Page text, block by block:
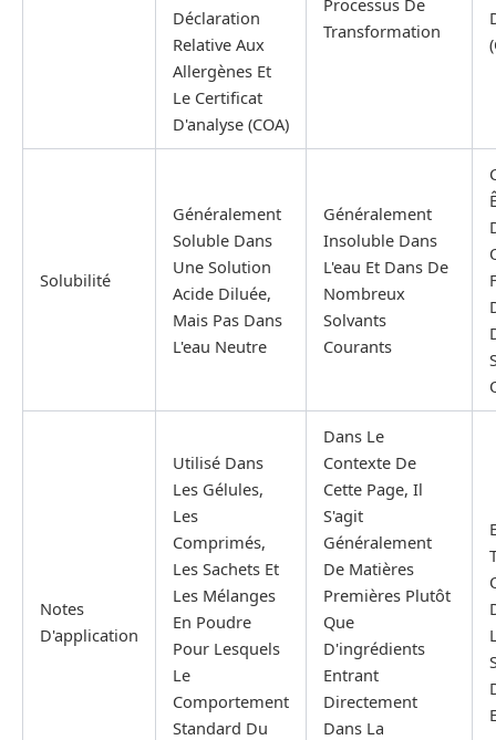
Déclaration
Relative Aux
Allergènes Et
Le Certificat
D'analyse (COA)
Transformation
Solubilité
Généralement
Soluble Dans
Une Solution
Acide Diluée,
Mais Pas Dans
L'eau Neutre
Généralement
Insoluble Dans
L'eau Et Dans De
Nombreux
Solvants
Courants
Notes
D'application
Utilisé Dans
Les Gélules,
Les
Comprimés,
Les Sachets Et
Les Mélanges
En Poudre
Pour Lesquels
Le
Comportement
Standard Du
Dans Le
Contexte De
Cette Page, Il
S'agit
Généralement
De Matières
Premières Plutôt
Que
D'ingrédients
Entrant
Directement
Dans La